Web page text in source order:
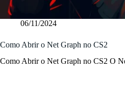
06/11/2024
Como Abrir o Net Graph no CS2
Como Abrir o Net Graph no CS2 O